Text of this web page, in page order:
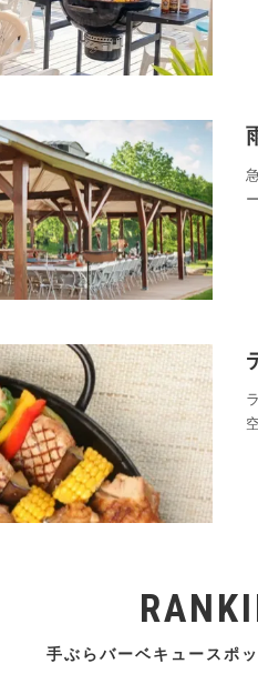
手ぶらバーベキュースポ